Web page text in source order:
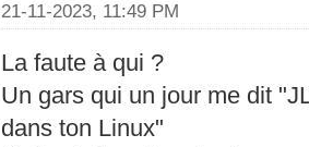
21-11-2023, 11:49 PM
La faute à qui ?
Un gars qui un jour me dit
dans ton Linux"